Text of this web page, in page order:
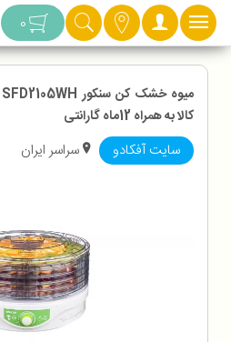
دسته بندی 0
کالا به همراه 12ماه گارانتی
سایت آفکادو سراسر ایران